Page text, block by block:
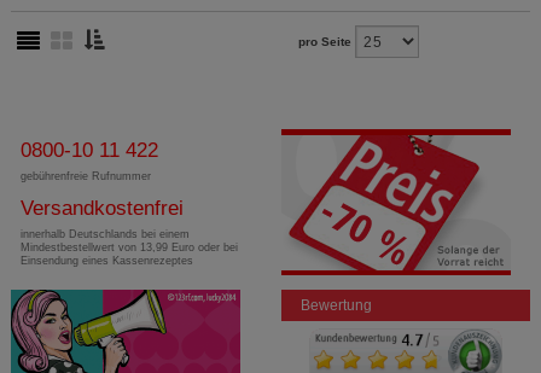
pro Seite
0800-10 11 422
gebührenfreie Rufnummer
Versandkostenfrei
innerhalb Deutschlands bei einem
Mindestbestellwert von 13,99 Euro oder bei
Einsendung eines Kassenrezeptes
Bewertung